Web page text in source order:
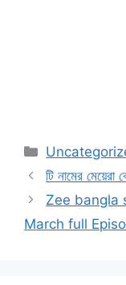
Categories
টি নামের মেয়েরা
Zee bangla
March full